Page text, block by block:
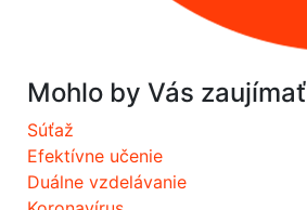
Mohlo by Vás zaujímať
Súťaž
Efektívne učenie
Duálne vzdelávanie